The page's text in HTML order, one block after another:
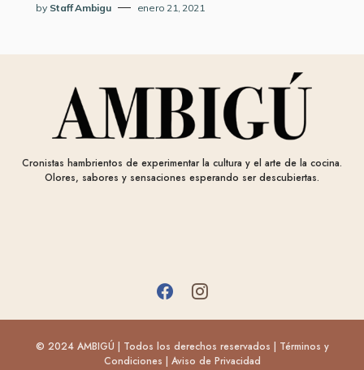
by Staff Ambigu enero 21, 2021
Cronistas hambrientos de experimentar la cultura y el arte de la cocina.
Olores, sabores y sensaciones esperando ser descubiertas.
© 2024 AMBIGÚ | Todos los derechos reservados | Términos y
Condiciones
Aviso de Privacidad